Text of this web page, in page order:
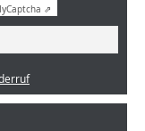
Captcha ⇗